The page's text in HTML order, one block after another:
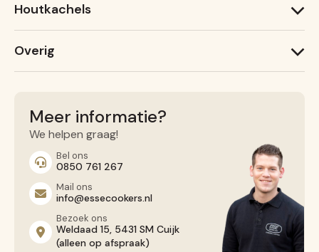
Ironheart
Houtkachels
ESSE 775 B
Overig
Contact opnemen
Algemene voorwaarden
Privacy Beleid
Meer informatie?
We helpen graag!
Bel ons
0850 761 267
Mail ons
info@essecookers.nl
Bezoek ons
Weldaad 15, 5431 SM Cuijk
(alleen op afspraak)